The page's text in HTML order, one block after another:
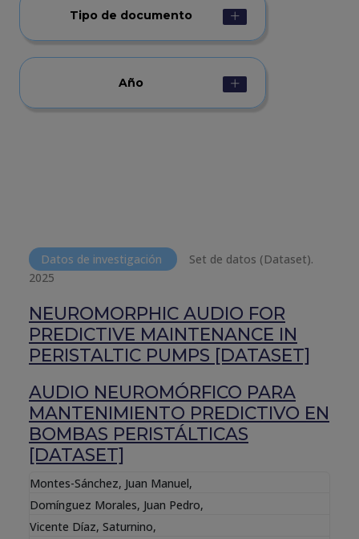
Datos de investigación
Set de datos (Dataset).
2025
NEUROMORPHIC AUDIO FOR
PREDICTIVE MAINTENANCE IN
PERISTALTIC PUMPS [DATASET]
AUDIO NEUROMÓRFICO PARA
MANTENIMIENTO PREDICTIVO EN
BOMBAS PERISTÁLTICAS
[DATASET]
Montes-Sánchez, Juan Manuel,
Domínguez Morales, Juan Pedro,
Vicente Díaz, Saturnino,
Tipo de documento
Año